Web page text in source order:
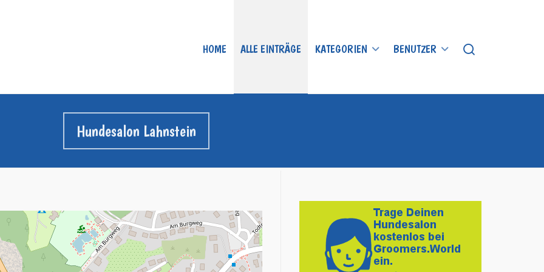
HOME ALLE EINTRÄGE KATEGORIEN BENUTZER
Hundesalon Lahnstein